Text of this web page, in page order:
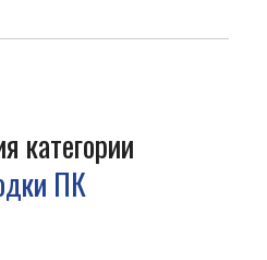
категории
ПК